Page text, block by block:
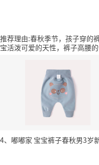
推荐理由:春秋季节，孩子穿的
宝活泼可爱的天性，裤子高腰
4、嘟嘟家 宝宝裤子春秋男3岁